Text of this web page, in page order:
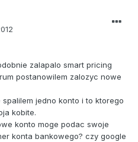
zalapalo smart pricing
postanowilem zalozyc nowe
jedno konto i to ktorego
kobite.
konto moge podac swoje
konta bankowego? czy google